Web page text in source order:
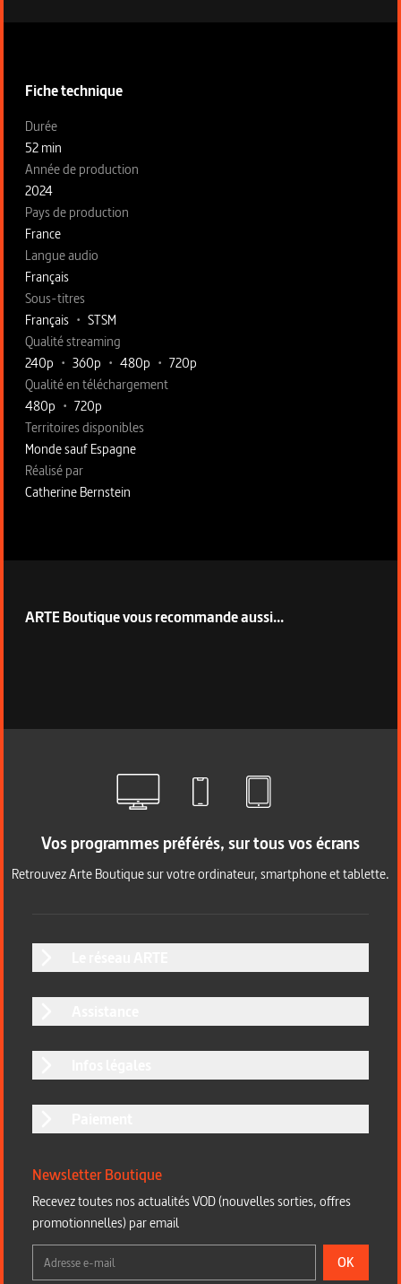
Fiche technique
Fiche technique section gauche
Durée
52 min
Année de production
2024
Pays de production
France
Langue audio
Français
Sous-titres
Français • STSM
Qualité streaming
240p • 360p • 480p • 720p
Qualité en téléchargement
480p • 720p
Territoires disponibles
Monde sauf Espagne
Fiche technique section droite
Réalisé par
Catherine Bernstein
ARTE Boutique vous recommande aussi...
Vos programmes préférés, sur tous vos écrans
Retrouvez Arte Boutique sur votre ordinateur, smartphone et tablette.
Newsletter Boutique
Recevez toutes nos actualités VOD (nouvelles sorties, offres
promotionnelles) par email
OK